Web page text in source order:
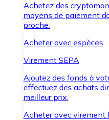
Achetez des
moyens de paiement
proche.
Acheter avec espèces
Virement SEPA
Ajoutez des fonds à
effectuez des achats
meilleur prix.
Acheter avec virement